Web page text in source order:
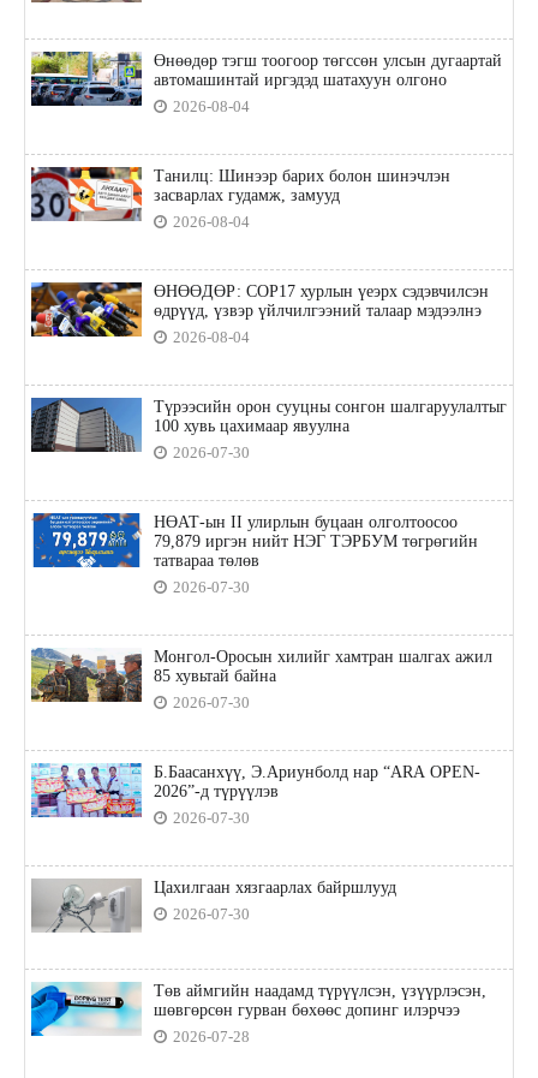
Өнөөдөр тэгш тоогоор төгссөн улсын дугаартай
автомашинтай иргэдэд шатахуун олгоно
2026-08-04
Танилц: Шинээр барих болон шинэчлэн
засварлах гудамж, замууд
2026-08-04
ӨНӨӨДӨР: COP17 хурлын үеэрх сэдэвчилсэн
өдрүүд, үзвэр үйлчилгээний талаар мэдээлнэ
2026-08-04
Түрээсийн орон сууцны сонгон шалгаруулалтыг
100 хувь цахимаар явуулна
2026-07-30
НӨАТ-ын II улирлын буцаан олголтоосоо
79,879 иргэн нийт НЭГ ТЭРБУМ төгрөгийн
татвараа төлөв
2026-07-30
Монгол-Оросын хилийг хамтран шалгах ажил
85 хувьтай байна
2026-07-30
Б.Баасанхүү, Э.Ариунболд нар “ARA OPEN-
2026”-д түрүүлэв
2026-07-30
Цахилгаан хязгаарлах байршлууд
2026-07-30
Төв аймгийн наадамд түрүүлсэн, үзүүрлэсэн,
шөвгөрсөн гурван бөхөөс допинг илэрчээ
2026-07-28